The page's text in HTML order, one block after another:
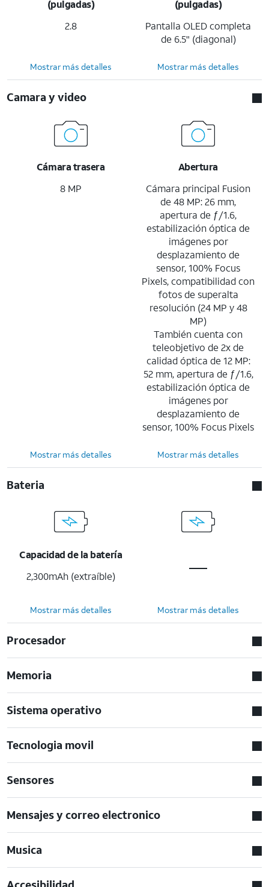
(pulgadas)
2.8
(pulgadas)
Pantalla OLED completa
de 6.5" (diagonal)
Mostrar más detalles Mostrar más detalles
Camara y video
Cámara trasera
8 MP
Abertura
Cámara principal Fusion
de 48 MP: 26 mm,
apertura de ƒ/1.6,
estabilización óptica de
imágenes por
desplazamiento de
sensor, 100% Focus
Pixels, compatibilidad con
fotos de superalta
resolución (24 MP y 48
MP)
También cuenta con
teleobjetivo de 2x de
calidad óptica de 12 MP:
52 mm, apertura de ƒ/1.6,
estabilización óptica de
imágenes por
desplazamiento de
sensor, 100% Focus Pixels
Mostrar más detalles Mostrar más detalles
Bateria
Capacidad de la batería
2,300mAh (extraíble)
Mostrar más detalles Mostrar más detalles
Procesador
Memoria
Sistema operativo
Tecnologia movil
Sensores
Mensajes y correo electronico
Musica